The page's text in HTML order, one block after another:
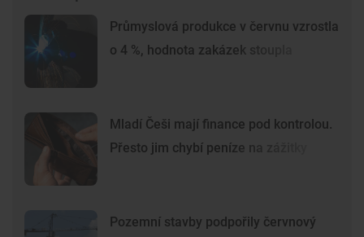
Průmyslová produkce v červnu vzrostla
o 4 %, hodnota zakázek stoupla
Mladí Češi mají finance pod kontrolou.
Přesto jim chybí peníze na zážitky
Pozemní stavby podpořily červnový